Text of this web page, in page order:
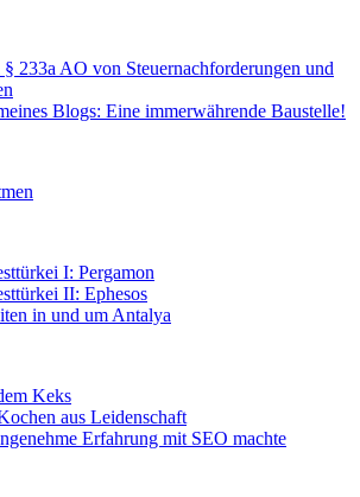
233a AO von Steuernachforderungen und
Blogs: Eine immerwährende Baustelle!
I: Pergamon
II: Ephesos
in und um Antalya
Keks
aus Leidenschaft
Erfahrung mit SEO machte